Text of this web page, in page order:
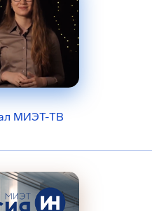
МИЭТ-ТВ